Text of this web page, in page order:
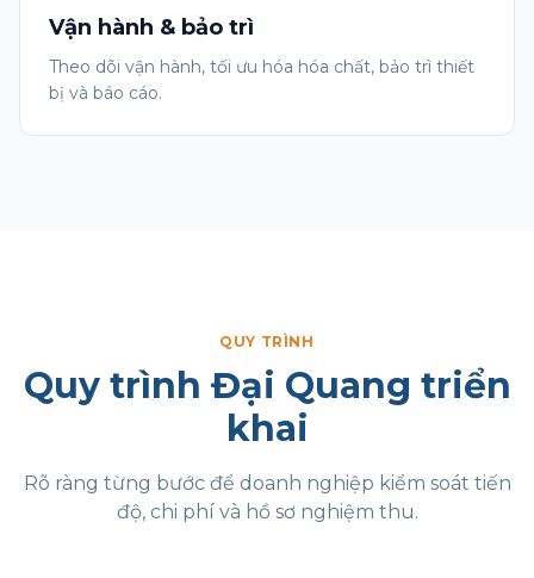
Vận hành & bảo trì
Theo dõi vận hành, tối ưu hóa hóa chất, bảo trì thiết
bị và báo cáo.
QUY TRÌNH
Quy trình Đại Quang triển
khai
Rõ ràng từng bước để doanh nghiệp kiểm soát tiến
độ, chi phí và hồ sơ nghiệm thu.